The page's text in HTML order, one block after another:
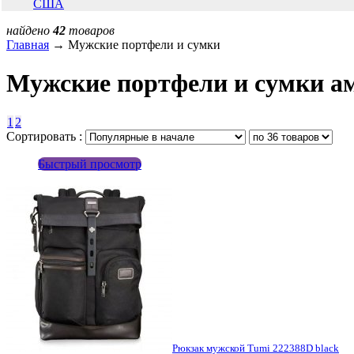
США
найдено42 товаров
Главная → Мужские портфели и сумки
Мужские портфели и сумки
1 2
Сортировать :
Быстрый просмотр
Рюкзак мужской Tumi 222388D black